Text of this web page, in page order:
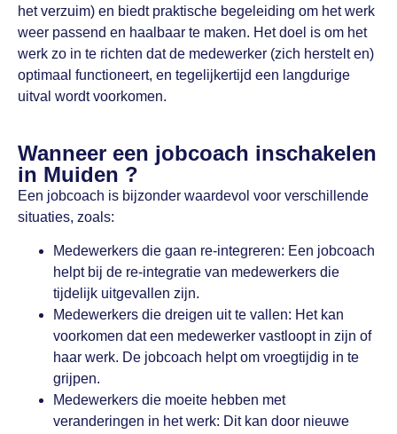
het verzuim) en biedt praktische begeleiding om het werk
weer passend en haalbaar te maken. Het doel is om het
werk zo in te richten dat de medewerker (zich herstelt en)
optimaal functioneert, en tegelijkertijd een langdurige
uitval wordt voorkomen.
Wanneer een jobcoach inschakelen
in Muiden ?
Een jobcoach is bijzonder waardevol voor verschillende
situaties, zoals:
Medewerkers die gaan re-integreren: Een jobcoach
helpt bij de re-integratie van medewerkers die
tijdelijk uitgevallen zijn.
Medewerkers die dreigen uit te vallen: Het kan
voorkomen dat een medewerker vastloopt in zijn of
haar werk. De jobcoach helpt om vroegtijdig in te
grijpen.
Medewerkers die moeite hebben met
veranderingen in het werk: Dit kan door nieuwe